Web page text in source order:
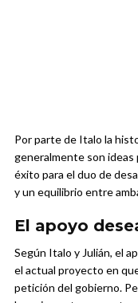
Por parte de Italo la
generalmente son ideas
éxito para el duo de
y un equilibrio entre
El apoyo
Según Italo y Julián, el
el actual proyecto en
petición del gobierno.